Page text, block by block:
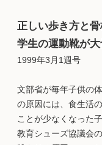
正しい歩き方と
学生の運動靴が大
1999年3月1週号
文部省が毎年子供の
の原因には、食生活
ことが少なくなった
教育シューズ協議会